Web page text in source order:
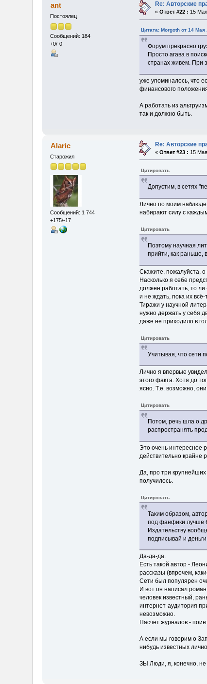
ant
Постоялец
Сообщений: 184
+0/-0
Re: Авторские
«Ответ #22 : 15
Цитата: Morgoth от 14 Мая
Форум прекрасно
Просто агава в
странах живем. При
уже упоминалось, что
финансового
А работать из
так и должно быть.
Alaric
Старожил
Сообщений: 1 744
+175/-17
Re: Авторские
«Ответ #23 : 15
Цитировать
Допустим, в сетях
Лично по моим
набирают силу с
Цитировать
Поэтому научная
прийти, как раньше,
Скажите, пожалуйста, о
Насколько я себе
должен работать, то ли
и не ждать, пока их всё-
Тиражи у научной
нужно держать у себя
даже не приходило в
Цитировать
Учитывая, что сети
Лично я впервые
этого факта. Хотя до
ясно. Т.е. возможно,
Цитировать
Потом, речь шла о
распространять
Это очень интересное
действительно крайне
Да, про три
получилось.
Цитировать
Таким образом,
под фанфики лучше
Издательству
подписывай и
Да-да-да.
Есть такой автор -
рассказы (впрочем,
Сети был популярен
И вот он написал
человек известный,
интернет-аудитория
невозможно.
Насчет журналов -
А если мы говорим о
нибудь известных
ЗЫ Люди, я, конечно, не